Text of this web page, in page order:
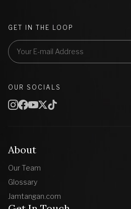
About
Our Team
Glossary
Jamtangan.com
GET IN THE LOOP
OUR SOCIALS